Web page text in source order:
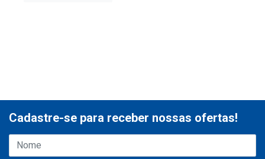
Cadastre-se para receber nossas ofertas!